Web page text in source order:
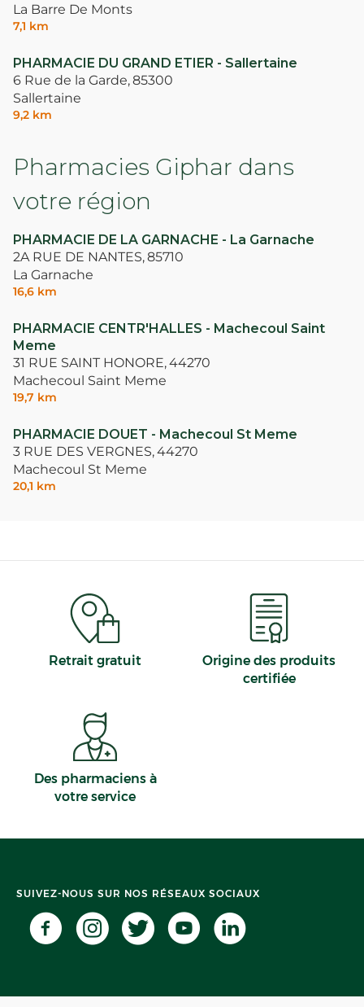
La Barre De Monts
7,1 km
PHARMACIE DU GRAND ETIER - Sallertaine
6 Rue de la Garde,85300
Sallertaine
9,2 km
Pharmacies Giphar dans
votre région
PHARMACIE DE LA GARNACHE - La Garnache
2A RUE DE NANTES,85710
La Garnache
16,6 km
PHARMACIE CENTR'HALLES - Machecoul Saint
Meme
31 RUE SAINT HONORE,44270
Machecoul Saint Meme
19,7 km
PHARMACIE DOUET - Machecoul St Meme
3 RUE DES VERGNES,44270
Machecoul St Meme
20,1 km
Retrait gratuit
Origine des produits
certifiée
Des pharmaciens à
votre service
SUIVEZ-NOUS SUR NOS RÉSEAUX SOCIAUX